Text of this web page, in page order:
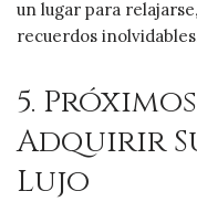
un lugar para
recuerdos
5.
Adquirir
Lujo